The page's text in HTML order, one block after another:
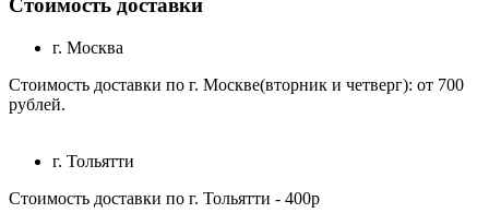
Стоимость доставки
г. Москва
Стоимость доставки по г. Москве(вторник и четверг): от 700
рублей.
г. Тольятти
Стоимость доставки по г. Тольятти - 400р